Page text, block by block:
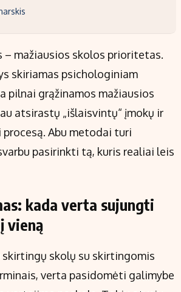
– mažiausios skolos prioritetas.
skiriamas psichologiniam
pilnai grąžinamos mažiausios
atsirastų „išlaisvintų“ įmokų ir
Abu metodai turi
pasirinkti tą, kuris realiai leis
kada verta sujungti
vieną
skirtingų skolų su skirtingomis
verta pasidomėti galimybe